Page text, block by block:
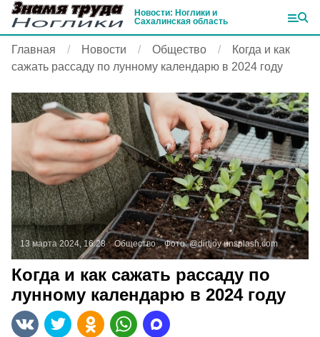
Новости: Ноглики и
Сахалинская область
Главная Новости Общество
Когда и как
сажать рассаду по лунному календарю в 2024 году
13 марта 2024, 16:28 Общество Фото:@dirtjoyunsplash.com
Когда и как сажать рассаду по
лунному календарю в 2024 году